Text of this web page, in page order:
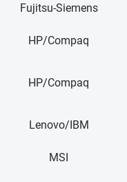
Fujitsu-Siemens
HP/Compaq
HP/Compaq
Lenovo/IBM
MSI